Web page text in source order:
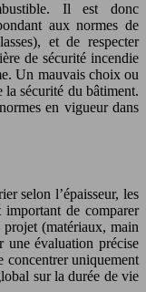
Il est donc
aux normes de
et de respecter
de sécurité incendie
Un mauvais choix ou
sécurité du bâtiment.
en vigueur dans
selon l’épaisseur, les
de comparer
(matériaux, main
une évaluation précise
concentrer uniquement
sur la durée de vie